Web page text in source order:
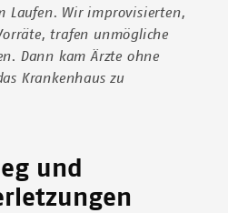
Laufen. Wir improvisierten,
trafen unmögliche
Dann kam Ärzte ohne
Krankenhaus zu
und